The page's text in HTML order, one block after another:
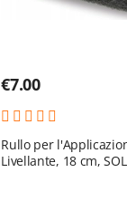
€7.00
Rullo per
Livellante, 18 cm,